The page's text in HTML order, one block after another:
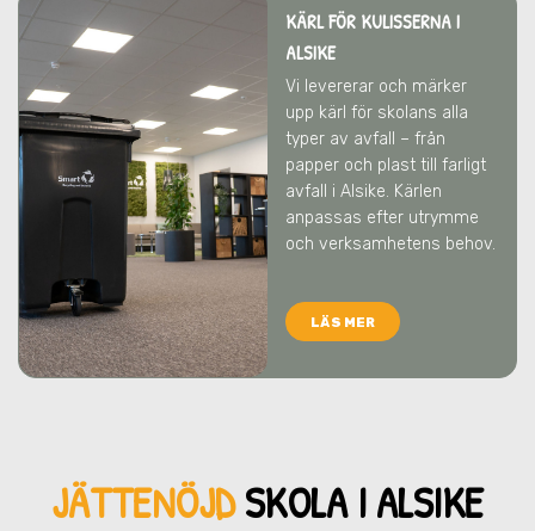
KÄRL FÖR KULISSERNA I
ALSIKE
Vi levererar och märker
upp kärl för skolans alla
typer av avfall – från
papper och plast till farligt
avfall i Alsike. Kärlen
anpassas efter utrymme
och verksamhetens behov.
LÄS MER
JÄTTENÖJDSKOLA I ALSIKE